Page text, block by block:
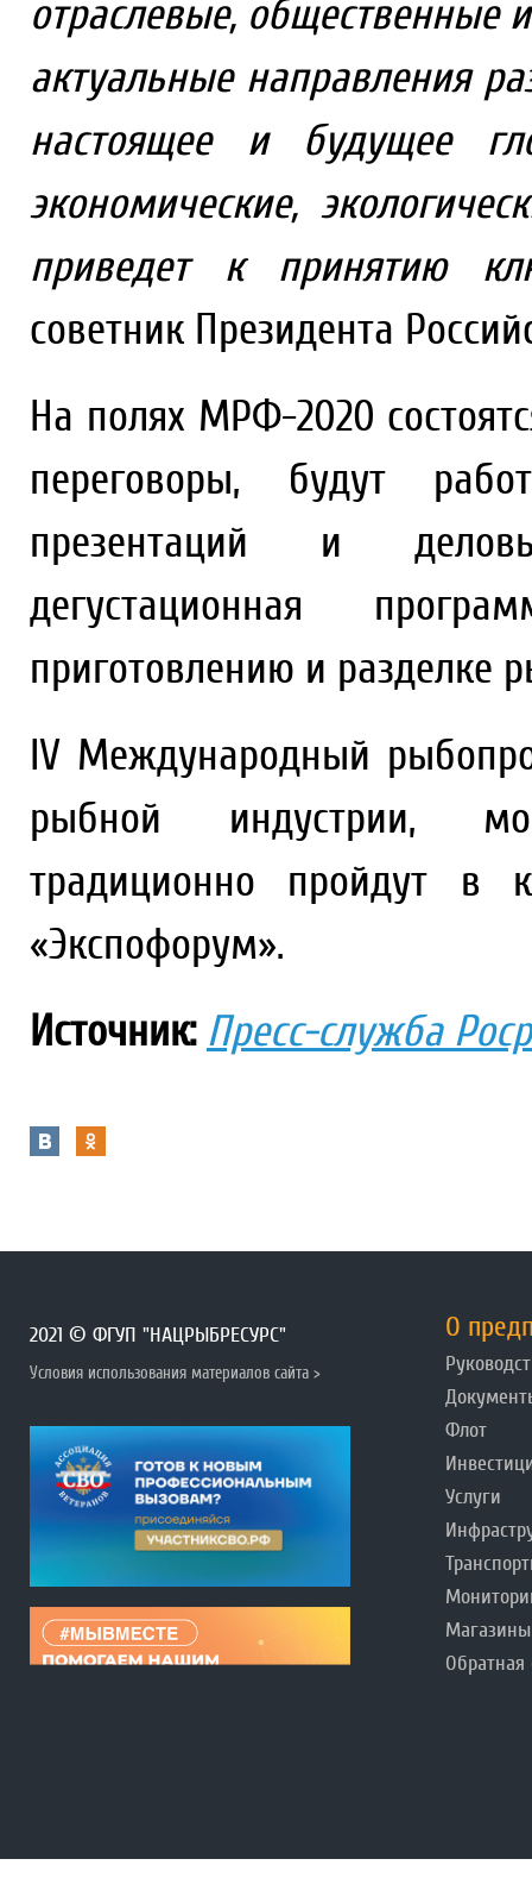
отраслевые, общественные
актуальные направления
настоящее и будущее
экономические,
приведет к принятию
советник Президента
На полях МРФ-2020
переговоры, будут
презентаций и
дегустационная
приготовлению и разделке
IV Международный
рыбной индустрии,
традиционно пройдут в
«Экспофорум».
Источник: Пресс-служба
2021 © ФГУП "НАЦРЫБРЕСУРС"
Условия использования материалов сайта >
О
Флот
Услуги
Магазины
Обратная